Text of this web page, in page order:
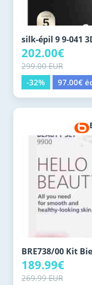
silk-épil 9 9-041
202.00€
299.00 EUR
-32%
97.00€
BRE738/00 Kit
189.99€
269.99 EUR